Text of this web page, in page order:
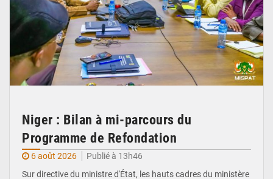
Niger : Bilan à mi-parcours du
Programme de Refondation
6 août 2026
Publié à 13h46
Sur directive du ministre d'État, les hauts cadres du ministère